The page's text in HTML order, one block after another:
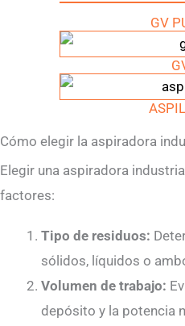
GV
Cómo elegir la aspiradora
Elegir una aspiradora
factores:
Tipo de residuos:
sólidos, líquidos o
Volumen de trabajo:
depósito y la potencia